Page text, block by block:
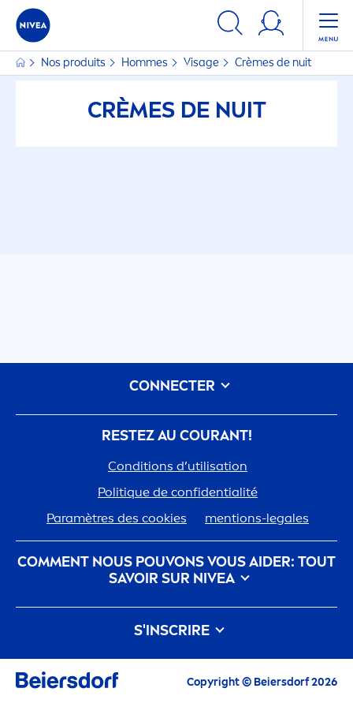
Nos produits Hommes Visage Crèmes de nuit
CRÈMES DE NUIT
RESTEZ AU COURANT!
Conditions d’utilisation
Politique de confidentialité
Paramètres des cookies
mentions-legales
COMMENT NOUS POUVONS VOUS AIDER: TOUT
SAVOIR SUR NIVEA
nivea-histoire
Carrières chez Beiersdorf
Notre philosophie
Contactez-nous
S'INSCRIRE
Tous les Highlights actuels, conseils de soin,
CONNECTER
Copyright © Beiersdorf 2026